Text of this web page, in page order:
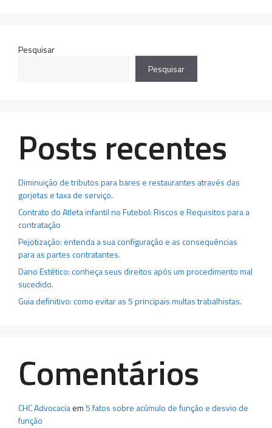
Pesquisar
Pesquisar
Posts recentes
Diminuição de tributos para bares e restaurantes através das
gorjetas e taxa de serviço.
Contrato do Atleta infantil no Futebol: Riscos e Requisitos para a
contratação
Pejotização: entenda a sua configuração e as consequências
para as partes contratantes.
Dano Estético: conheça seus direitos após um procedimento mal
sucedido.
Guia definitivo: como evitar as 5 principais multas trabalhistas.
Comentários
CHC Advocaciaem5 fatos sobre acúmulo de função e desvio de
função